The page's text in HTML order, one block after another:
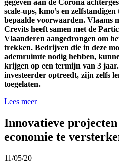
gegeven aan de Corona
scale-ups, kmo’s en
bepaalde voorwaarden. Vlaams
Crevits heeft samen met de
Vlaanderen aangedrongen om
trekken. Bedrijven die in deze
ademruimte nodig hebben,
krijgen op een termijn van 3
investeerder optreedt, zijn zelfs
toegelaten.
Lees meer
Innovatieve
economie te
11/05/20